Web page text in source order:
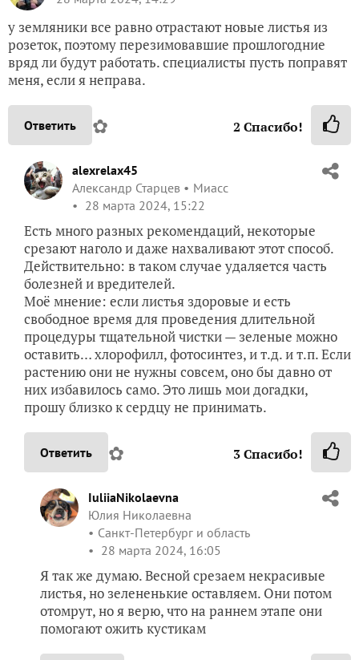
у земляники все равно отрастают новые листья из
розеток, поэтому перезимовавшие прошлогодние
вряд ли будут работать. специалисты пусть поправят
меня, если я неправа.
Ответить ✿ 2 Спасибо!
alexrelax45
Александр Старцев
Миасс
28 марта 2024, 15:22
Есть много разных рекомендаций, некоторые
срезают наголо и даже нахваливают этот способ.
Действительно: в таком случае удаляется часть
болезней и вредителей.
Моё мнение: если листья здоровые и есть
свободное время для проведения длительной
процедуры тщательной чистки — зеленые можно
оставить… хлорофилл, фотосинтез, и т.д. и т.п. Если
растению они не нужны совсем, оно бы давно от
них избавилось само. Это лишь мои догадки,
прошу близко к сердцу не принимать.
Ответить ✿ 3Спасибо!
IuliiaNikolaevna
Юлия Николаевна
Санкт-Петербург и область
28 марта 2024, 16:05
Я так же думаю. Весной срезаем некрасивые
листья, но зелененькие оставляем. Они потом
отомрут, но я верю, что на раннем этапе они
помогают ожить кустикам